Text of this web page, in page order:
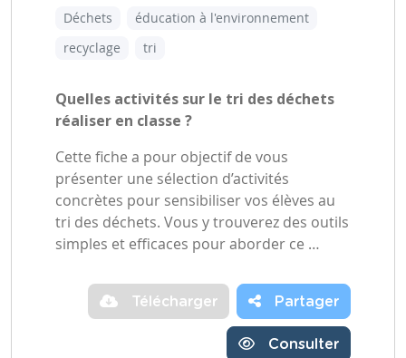
Déchets
éducation à l'environnement
recyclage
tri
Quelles activités sur le tri des déchets
réaliser en classe ?
Cette fiche a pour objectif de vous
présenter une sélection d’activités
concrètes pour sensibiliser vos élèves au
tri des déchets. Vous y trouverez des outils
simples et efficaces pour aborder ce …
Télécharger Partager
Consulter